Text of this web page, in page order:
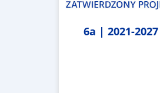
6a | 2021-2027